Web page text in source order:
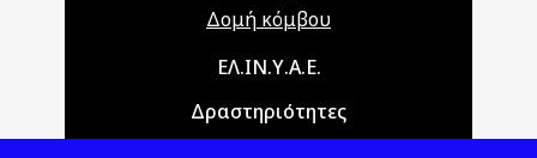
Δομή κόμβου
Main navigationΕΛ.ΙΝ.Υ.Α.Ε.
Δραστηριότητες